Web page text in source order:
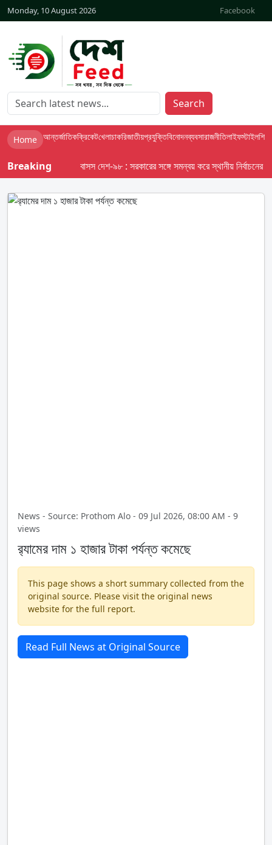
Monday, 10 August 2026 Facebook
Search
Home আন্তর্জাতিকক্রিকেটখেলাচাকরিজাতীয়প্রযুক্তিবিনোদনব্যবসারাজনীতিলাইফস্টাইলশিক্ষা
Breaking বাসস দেশ-৯৮ : সরকারের সঙ্গে সমন্বয় করে স্থানীয় নির্বাচনের
News - Source: Prothom Alo - 09 Jul 2026, 08:00 AM - 9
views
র‍্যামের দাম ১ হাজার টাকা পর্যন্ত কমেছে
This page shows a short summary collected from the
original source. Please visit the original news
website for the full report.
Read Full News at Original Source